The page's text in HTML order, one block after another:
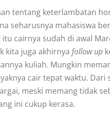
tentang keterlambatan
seharusnya mahasiswa
cairnya sudah di awal
kita juga akhirnya follow up
kuliah. Mungkin
cair tepat waktu.
meski memang tidak
ini cukup kerasa.